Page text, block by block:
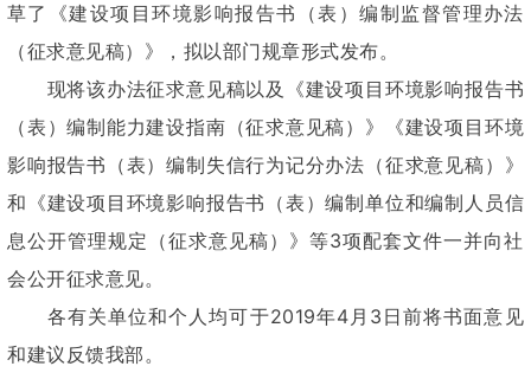
草了《建设项目环境影响报告书（表）编制监督管理办法
（征求意见稿）》，拟以部门规章形式发布。
现将该办法征求意见稿以及《建设项目环境影响报告书
（表）编制能力建设指南（征求意见稿）》《建设项目环境
影响报告书（表）编制失信行为记分办法（征求意见稿）》
和《建设项目环境影响报告书（表）编制单位和编制人员信
息公开管理规定（征求意见稿）》等3项配套文件一并向社
会公开征求意见。
各有关单位和个人均可于2019年4月3日前将书面意见
和建议反馈我部。